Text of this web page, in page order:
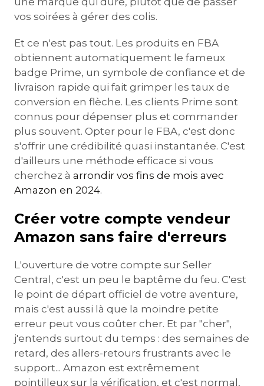
vos soirées à gérer des colis.
Et ce n'est pas tout. Les produits en FBA
obtiennent automatiquement le fameux
badge Prime, un symbole de confiance et de
livraison rapide qui fait grimper les taux de
conversion en flèche. Les clients Prime sont
connus pour dépenser plus et commander
plus souvent. Opter pour le FBA, c'est donc
s'offrir une crédibilité quasi instantanée. C'est
d'ailleurs une méthode efficace si vous
cherchez à arrondir vos fins de mois avec
Amazon en 2024.
Créer votre compte vendeur
Amazon sans faire d'erreurs
L'ouverture de votre compte sur Seller
Central, c'est un peu le baptême du feu. C'est
le point de départ officiel de votre aventure,
mais c'est aussi là que la moindre petite
erreur peut vous coûter cher. Et par "cher",
j'entends surtout du temps : des semaines de
retard, des allers-retours frustrants avec le
support... Amazon est extrêmement
pointilleux sur la vérification, et c'est normal,